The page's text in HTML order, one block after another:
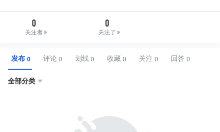
0
关注者
0
关注了
发布 评论 划线 收藏 关注 回答
全部分类 